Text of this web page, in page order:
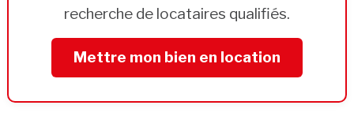
recherche de locataires qualifiés.
Mettre mon bien en location